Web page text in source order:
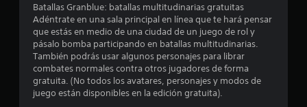
s
t
e
Batallas Granblue: batallas multitudinarias gratuitas
Adéntrate en una sala principal en línea que te hará pensar
que estás en medio de una ciudad de un juego de rol y
pásalo bomba participando en batallas multitudinarias.
También podrás usar algunos personajes para librar
combates normales contra otros jugadores de forma
gratuita. (No todos los avatares, personajes y modos de
juego están disponibles en la edición gratuita).